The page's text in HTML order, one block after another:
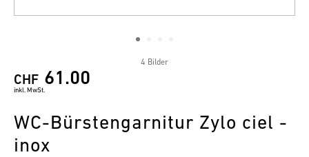
4 Bilder
CHF 61.00
inkl. MwSt.
WC-Bürstengarnitur Zylo ciel -
inox